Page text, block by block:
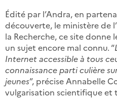
Édité par l’Andra, en
découverte, le ministère de
la Recherche, ce site donne
un sujet encore mal connu. “
Internet accessible à tous
connaissance parti culière
jeunes”, précise Annabelle
vulgarisation scientifique et